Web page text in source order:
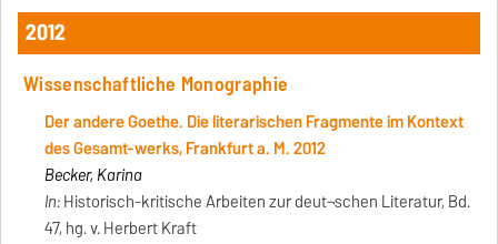
2012
Wissenschaftliche Monographie
Der andere Goethe. Die literarischen Fragmente im Kontext
des Gesamt-werks, Frankfurt a. M. 2012
Becker, Karina
In:Historisch-kritische Arbeiten zur deut¬schen Literatur, Bd.
47, hg. v. Herbert Kraft